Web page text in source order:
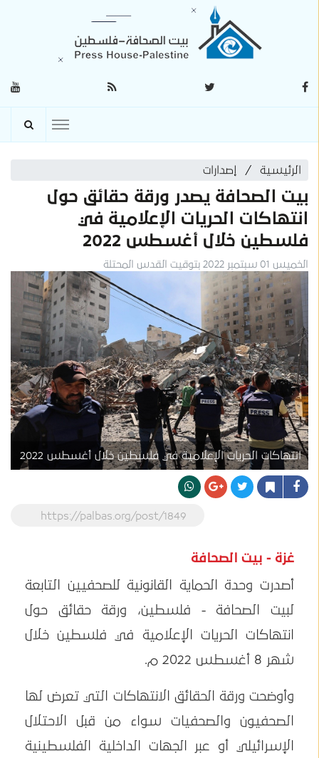
الرئيسية إصدارات
بيت الصحافة يصدر ورقة حقائق حول
انتهاكات الحريات الإعلامية في
فلسطين خلال أغسطس 2022
الخميس 01 سبتمبر 2022 بتوقيت القدس المحتلة
انتهاكات الحريات الإعلامية في فلسطين خلال أغسطس 2022
https://palbas.org/post/1849
غزة - بيت الصحافة
أصدرت وحدة الحماية القانونية للصحفيين التابعة
لبيت الصحافة - فلسطين، ورقة حقائق حول
انتهاكات الحريات الإعلامية في فلسطين خلال
شهر 8 أغسطس 2022 م.
وأوضحت ورقة الحقائق الانتهاكات التي تعرض لها
الصحفيون والصحفيات سواء من قبل الاحتلال
الإسرائيلي أو عبر الجهات الداخلية الفلسطينية